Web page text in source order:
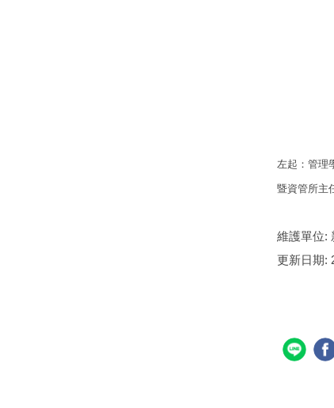
左起：管理
暨資管所主
維護單位:
更新日期: